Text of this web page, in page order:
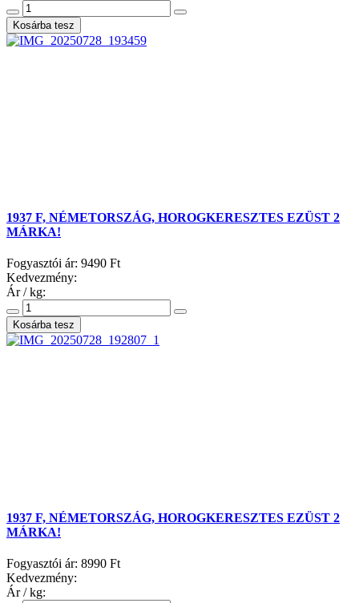
1937 F, NÉMETORSZÁG, HOROGKERESZTES EZÜST 2
MÁRKA!
Fogyasztói ár: 9490 Ft
Kedvezmény:
Ár / kg:
1937 F, NÉMETORSZÁG, HOROGKERESZTES EZÜST 2
MÁRKA!
Fogyasztói ár: 8990 Ft
Kedvezmény:
Ár / kg: